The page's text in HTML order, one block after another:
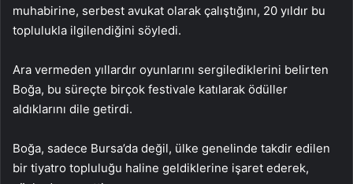
muhabirine, serbest avukat olarak çalıştığını, 20 yıldır bu
toplulukla ilgilendiğini söyledi.
Ara vermeden yıllardır oyunlarını sergilediklerini belirten
Boğa, bu süreçte birçok festivale katılarak ödüller
aldıklarını dile getirdi.
Boğa, sadece Bursa’da değil, ülke genelinde takdir edilen
bir tiyatro topluluğu haline geldiklerine işaret ederek,